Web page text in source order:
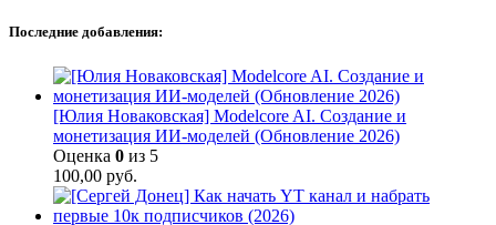
Последние добавления:
[Юлия Новаковская] Modelcore AI. Создание и
монетизация ИИ-моделей (Обновление 2026)
Оценка 0 из 5
100,00 руб.